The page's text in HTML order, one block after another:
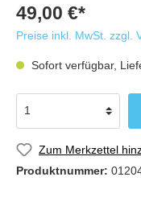
49,00 €*
Preise inkl. MwSt. zzgl.
Sofort verfügbar,
Zum Merkzettel
Produktnummer: